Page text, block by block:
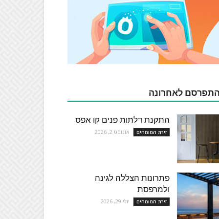
לאחרונה
התקנת דלתות פנים קו אפס
זירת המומחים אוגוסט 2, 2026
פתרונות הצללה לגינה
ולמרפסת
זירת המומחים יולי 29, 2026